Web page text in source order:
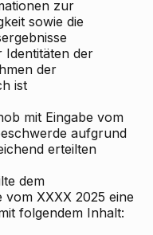
zur
sowie die
Identitäten der
der
ist
mit Eingabe vom
aufgrund
erteilten
dem
XXXX 2025 eine
folgendem Inhalt: